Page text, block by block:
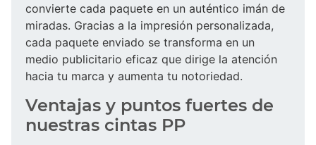
convierte cada paquete en un auténtico imán de
miradas. Gracias a la impresión personalizada,
cada paquete enviado se transforma en un
medio publicitario eficaz que dirige la atención
hacia tu marca y aumenta tu notoriedad.
Ventajas y puntos fuertes de
nuestras cintas PP